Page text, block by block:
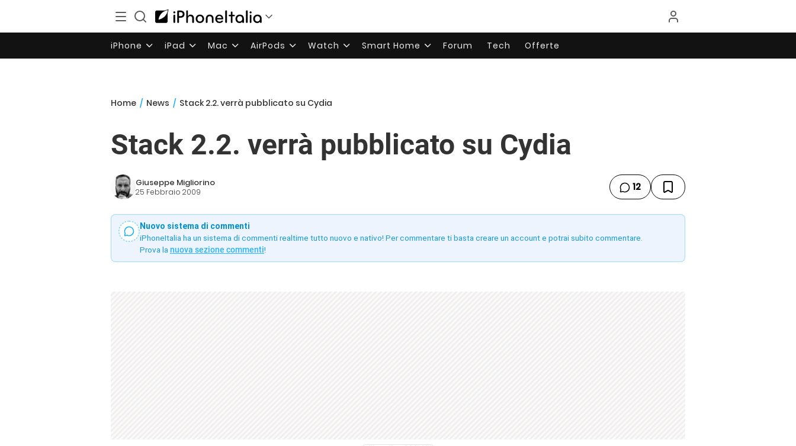
iPhone iPad Mac AirPods Watch Smart Home Forum Tech Offerte
Home / News / Stack 2.2. verrà pubblicato su Cydia
Stack 2.2. verrà pubblicato su Cydia
Giuseppe Migliorino
25 Febbraio 2009 12
Nuovo sistema di commenti
iPhoneItalia ha un sistema di commenti realtime tutto nuovo e nativo! Per commentare ti basta creare un account e potrai subito commentare.
Prova la nuova sezione commenti!